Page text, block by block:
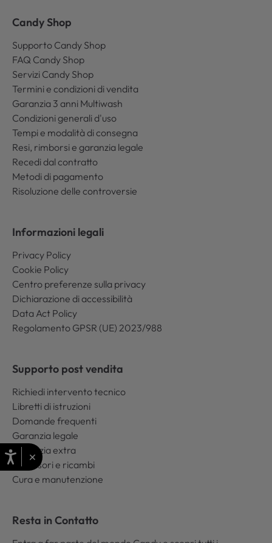
Candy Shop
Supporto Candy Shop
FAQ Candy Shop
Servizi Candy Shop
Termini e condizioni di vendita
Garanzia 3 anni Multiwash
Condizioni generali d'uso
Tempi e modalità di consegna
Resi, rimborsi e garanzia legale
Recedi dal contratto
Metodi di pagamento
Risoluzione delle controversie
Informazioni legali
Privacy Policy
Cookie Policy
Centro preferenze sulla privacy
Dichiarazione di accessibilità
Data Act Policy
Regolamento GPSR (UE) 2023/988
Supporto post vendita
Richiedi intervento tecnico
Libretti di istruzioni
Domande frequenti
Garanzia legale
Garanzia extra
Accessori e ricambi
Cura e manutenzione
Resta in Contatto
×